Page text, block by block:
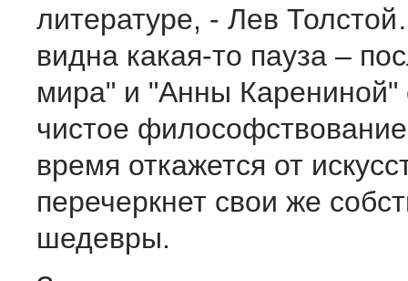
литературе, - Лев
видна какая-то пауза –
мира" и "Анны Карениной"
чистое
время откажется от
перечеркнет свои же
шедевры.